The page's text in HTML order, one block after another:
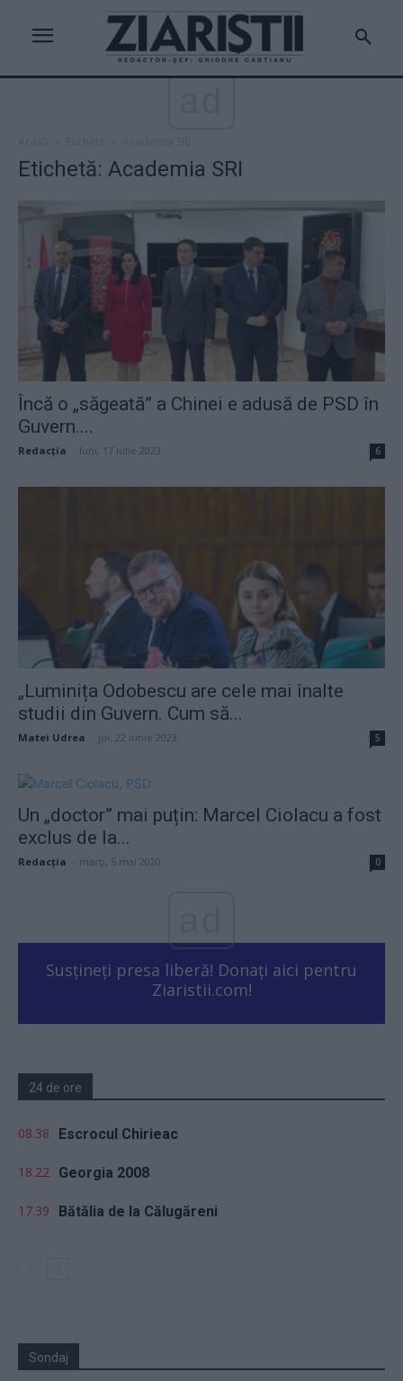
Etichetă: Academia SRI
Încă o „săgeată” a Chinei e adusă de PSD în
Guvern....
Redacţia luni, 17 iulie 2023 6
„Luminița Odobescu are cele mai înalte
studii din Guvern. Cum să...
Matei Udrea joi, 22 iunie 2023 5
Un „doctor” mai puțin: Marcel Ciolacu a fost
exclus de la...
Redacţia marți, 5 mai 2020 0
Susțineți presa liberă! Donați aici pentru
Ziaristii.com!
24 de ore
08.38 Escrocul Chirieac
18.22 Georgia 2008
17.39 Bătălia de la Călugăreni
Sondaj